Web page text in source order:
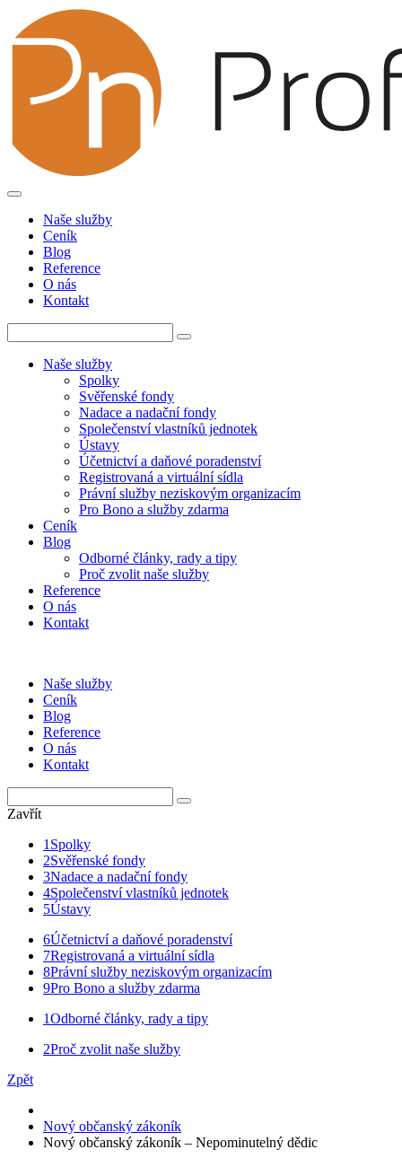
Naše služby
Ceník
Blog
Reference
O nás
Kontakt
Naše služby
Spolky
Svěřenské fondy
Nadace a nadační fondy
Společenství vlastníků jednotek
Ústavy
Účetnictví a daňové poradenství
Registrovaná a virtuální sídla
Právní služby neziskovým organizacím
Pro Bono a služby zdarma
Ceník
Blog
Odborné články, rady a tipy
Proč zvolit naše služby
Reference
O nás
Kontakt
Naše služby
Ceník
Blog
Reference
O nás
Kontakt
Zavřít
1 Spolky
2Svěřenské fondy
3Nadace a nadační fondy
4Společenství vlastníků jednotek
5Ústavy
6Účetnictví a daňové poradenství
7Registrovaná a virtuální sídla
8Právní služby neziskovým organizacím
9Pro Bono a služby zdarma
1Odborné články, rady a tipy
2Proč zvolit naše služby
Zpět
Nový občanský zákoník
Nový občanský zákoník – Nepominutelný dědic